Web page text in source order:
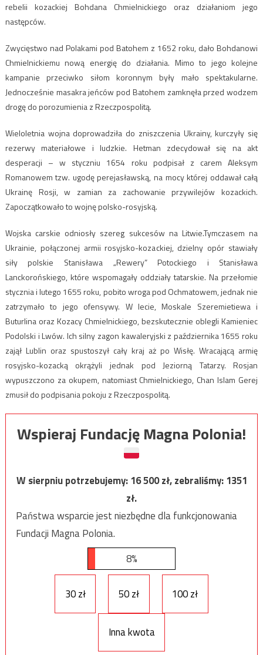
rebelii kozackiej Bohdana Chmielnickiego oraz działaniom jego
następców.
Zwycięstwo nad Polakami pod Batohem z 1652 roku, dało Bohdanowi
Chmielnickiemu nową energię do działania. Mimo to jego kolejne
kampanie przeciwko siłom koronnym były mało spektakularne.
Jednocześnie masakra jeńców pod Batohem zamknęła przed wodzem
drogę do porozumienia z Rzeczpospolitą.
Wieloletnia wojna doprowadziła do zniszczenia Ukrainy, kurczyły się
rezerwy materiałowe i ludzkie. Hetman zdecydował się na akt
desperacji – w styczniu 1654 roku podpisał z carem Aleksym
Romanowem tzw. ugodę perejasławską, na mocy której oddawał całą
Ukrainę Rosji, w zamian za zachowanie przywilejów kozackich.
Zapoczątkowało to wojnę polsko-rosyjską.
Wojska carskie odniosły szereg sukcesów na Litwie.Tymczasem na
Ukrainie, połączonej armii rosyjsko-kozackiej, dzielny opór stawiały
siły polskie Stanisława „Rewery” Potockiego i Stanisława
Lanckorońskiego, które wspomagały oddziały tatarskie. Na przełomie
stycznia i lutego 1655 roku, pobito wroga pod Ochmatowem, jednak nie
zatrzymało to jego ofensywy. W lecie, Moskale Szeremietiewa i
Buturlina oraz Kozacy Chmielnickiego, bezskutecznie oblegli Kamieniec
Podolski i Lwów. Ich silny zagon kawaleryjski z października 1655 roku
zajął Lublin oraz spustoszył cały kraj aż po Wisłę. Wracającą armię
rosyjsko-kozacką okrążyli jednak pod Jeziorną Tatarzy. Rosjan
wypuszczono za okupem, natomiast Chmielnickiego, Chan Islam Gerej
zmusił do podpisania pokoju z Rzeczpospolitą.
Wspieraj Fundację Magna Polonia!
W sierpniu potrzebujemy:16 500zł, zebraliśmy:1351
zł.
Państwa wsparcie jest niezbędne dla funkcjonowania
Fundacji Magna Polonia.
8%
30 zł 50 zł 100 zł
Inna kwota